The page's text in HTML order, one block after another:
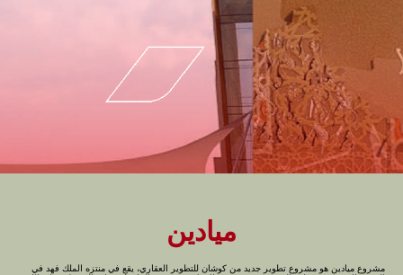
ميادين
مشروع ميادين هو مشروع تطوير جديد من كوشان للتطوير العقاري، يقع في منتزه الملك فهد في